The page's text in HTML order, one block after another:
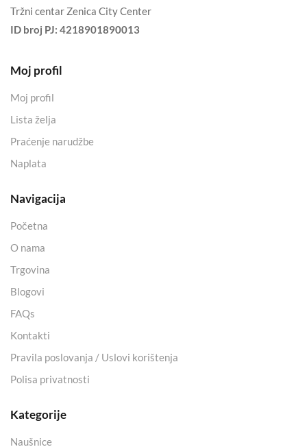
Tržni centar Zenica City Center
ID broj PJ: 4218901890013
Moj profil
Moj profil
Lista želja
Praćenje narudžbe
Naplata
Navigacija
Početna
O nama
Trgovina
Blogovi
FAQs
Kontakti
Pravila poslovanja / Uslovi korištenja
Polisa privatnosti
Kategorije
Naušnice